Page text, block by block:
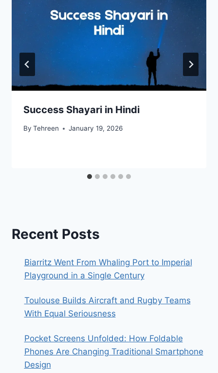
Success Shayari in Hindi
By Tehreen January 19, 2026
Recent Posts
Biarritz Went From Whaling Port to Imperial
Playground in a Single Century
Toulouse Builds Aircraft and Rugby Teams
With Equal Seriousness
Pocket Screens Unfolded: How Foldable
Phones Are Changing Traditional Smartphone
Design